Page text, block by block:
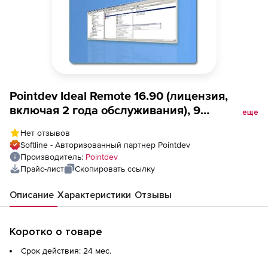
Pointdev Ideal Remote 16.90 (лицензия,
включая 2 года обслуживания), 9
еще
Нет отзывов
Softline - Авторизованный партнер Pointdev
Производитель: Pointdev
Прайс-лист
Скопировать ссылку
Описание Характеристики Отзывы
Коротко о товаре
Срок действия: 24 мес.